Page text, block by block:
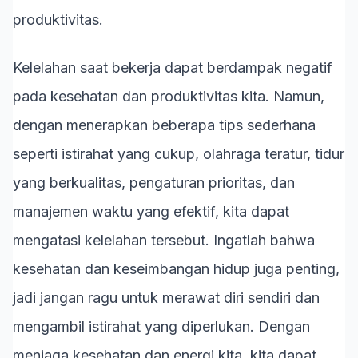
produktivitas.
Kelelahan saat bekerja dapat berdampak negatif
pada kesehatan dan produktivitas kita. Namun,
dengan menerapkan beberapa tips sederhana
seperti istirahat yang cukup, olahraga teratur, tidur
yang berkualitas, pengaturan prioritas, dan
manajemen waktu yang efektif, kita dapat
mengatasi kelelahan tersebut. Ingatlah bahwa
kesehatan dan keseimbangan hidup juga penting,
jadi jangan ragu untuk merawat diri sendiri dan
mengambil istirahat yang diperlukan. Dengan